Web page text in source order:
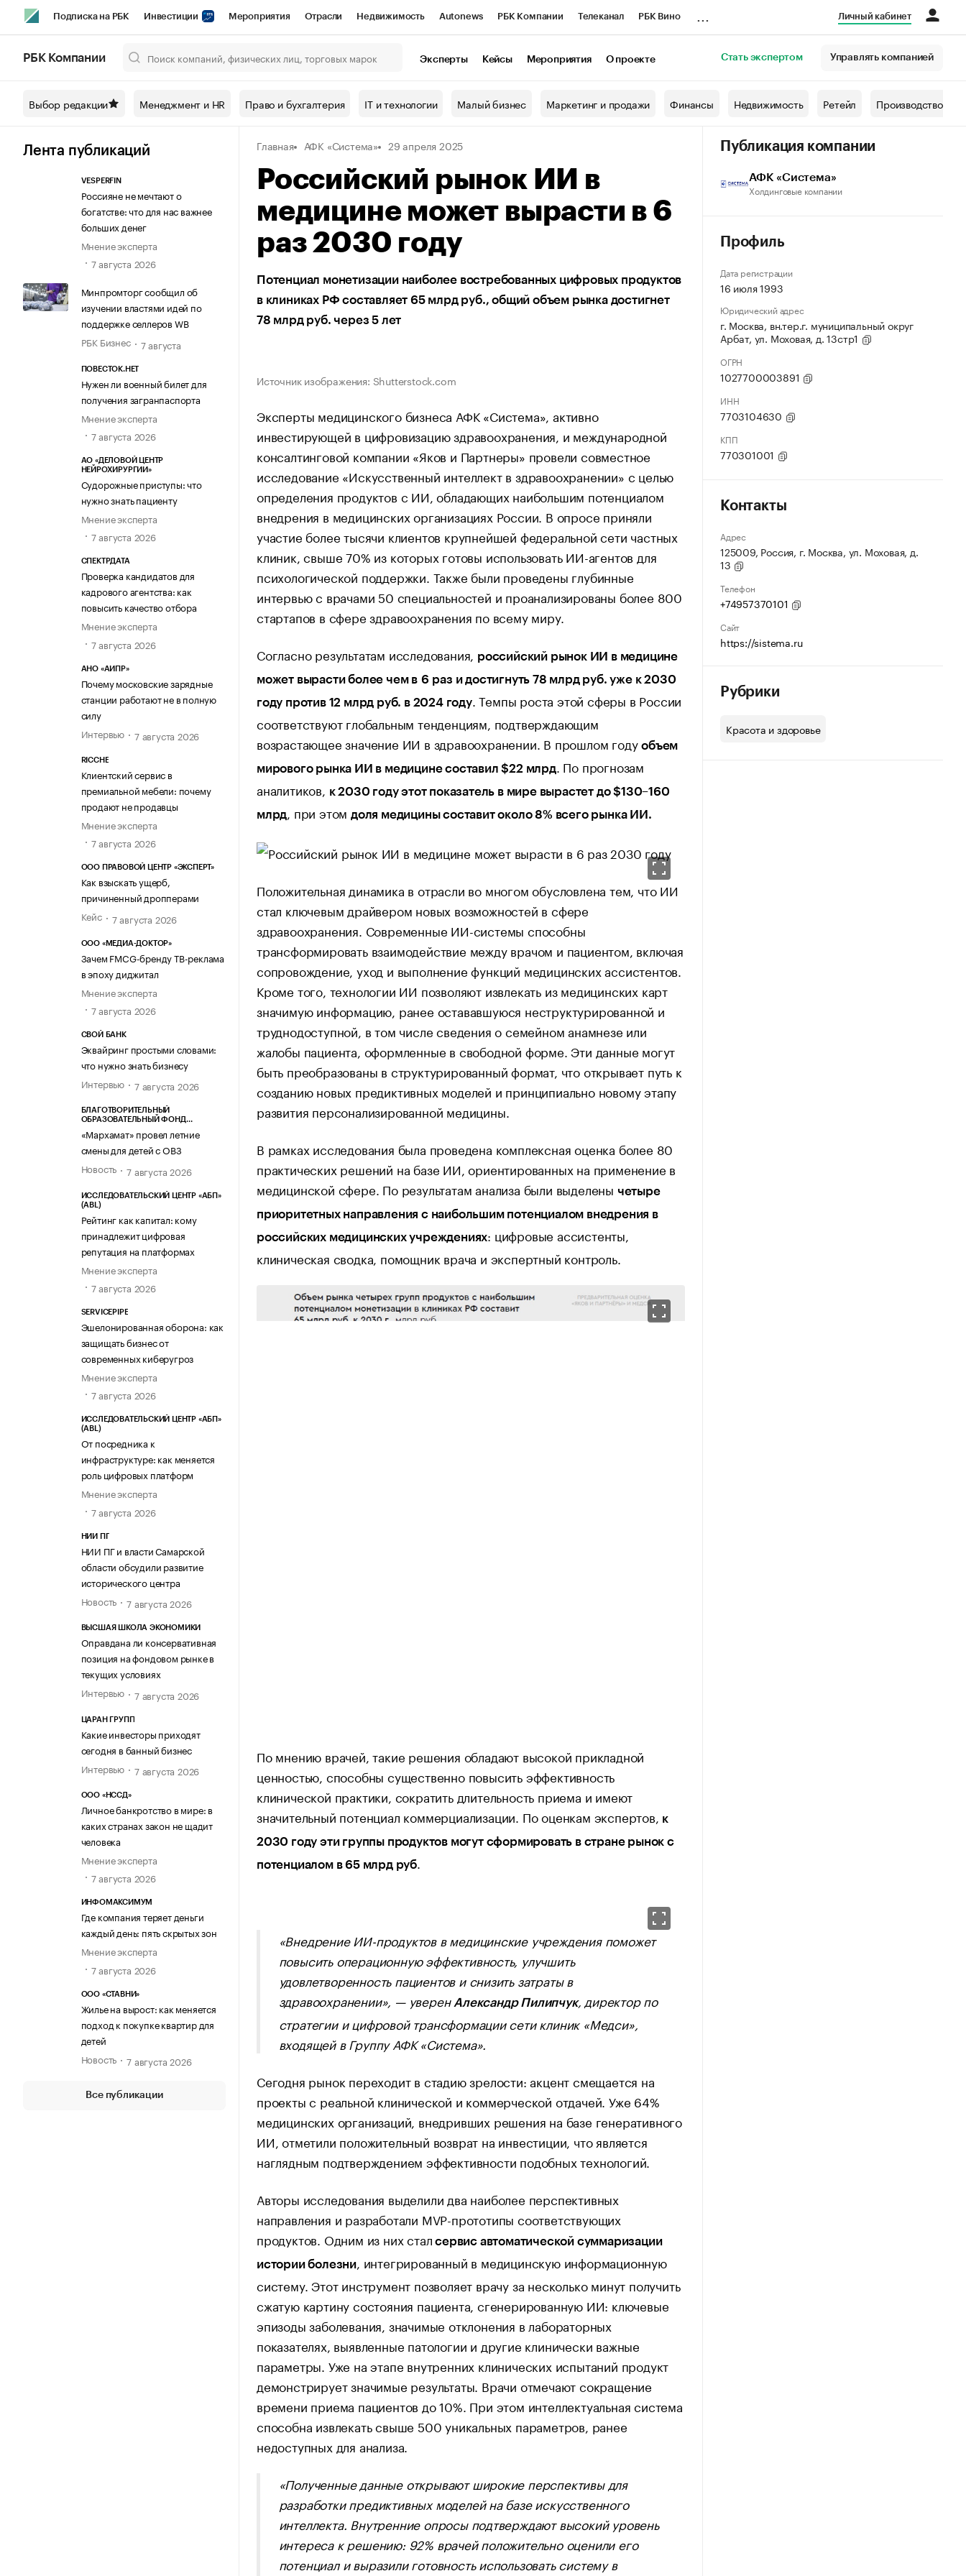
Подписка на РБК Инвестиции Мероприятия Отрасли Недвижимость Autonews РБК Компании Телеканал РБК Вино
Спецпроекты СПб Конференции СПб Спецпроекты Проверка контрагентов
Технологии и медиа Рынок наличной валюты
Личный кабинет
РБК Компании Эксперты Кейсы Мероприятия О проекте Стать экспертом Управлять компанией
Выбор редакции Менеджмент и HR Право и бухгалтерия IT и технологии Малый бизнес Маркетинг и продажи Финансы Недвижимость Ретейл Производство
Лента публикаций
VESPERFIN
Россияне не мечтают о
богатстве: что для нас важнее
больших денег
Мнение эксперта
7 августа 2026
Минпромторг сообщил об
изучении властями идей по
поддержке селлеров WB
РБК Бизнес
7 августа
ПОВЕСТОК.НЕТ
Нужен ли военный билет для
получения загранпаспорта
Мнение эксперта
7 августа 2026
АО «ДЕЛОВОЙ ЦЕНТР
НЕЙРОХИРУРГИИ»
Судорожные приступы: что
нужно знать пациенту
Мнение эксперта
7 августа 2026
СПЕКТРДАТА
Проверка кандидатов для
кадрового агентства: как
повысить качество отбора
Мнение эксперта
7 августа 2026
АНО «АИПР»
Почему московские зарядные
станции работают не в полную
силу
Интервью
7 августа 2026
RICCHE
Клиентский сервис в
премиальной мебели: почему
продают не продавцы
Мнение эксперта
7 августа 2026
ООО ПРАВОВОЙ ЦЕНТР «ЭКСПЕРТ»
Как взыскать ущерб,
причиненный дропперами
Кейс
7 августа 2026
ООО «МЕДИА-ДОКТОР»
Зачем FMCG-бренду ТВ-реклама
в эпоху диджитал
Мнение эксперта
7 августа 2026
СВОЙ БАНК
Эквайринг простыми словами:
что нужно знать бизнесу
Интервью
7 августа 2026
БЛАГОТВОРИТЕЛЬНЫЙ
ОБРАЗОВАТЕЛЬНЫЙ ФОНД
«Мархамат» провел летние
смены для детей с ОВЗ
Новость
7 августа 2026
ИССЛЕДОВАТЕЛЬСКИЙ ЦЕНТР «АБП»
(ABL)
Рейтинг как капитал: кому
принадлежит цифровая
репутация на платформах
Мнение эксперта
7 августа 2026
SERVICEPIPE
Эшелонированная оборона: как
защищать бизнес от
современных киберугроз
Мнение эксперта
7 августа 2026
ИССЛЕДОВАТЕЛЬСКИЙ ЦЕНТР «АБП»
(ABL)
От посредника к
инфраструктуре: как меняется
роль цифровых платформ
Мнение эксперта
7 августа 2026
НИИ ПГ
НИИ ПГ и власти Самарской
области обсудили развитие
исторического центра
Новость
7 августа 2026
ВЫСШАЯ ШКОЛА ЭКОНОМИКИ
Оправдана ли консервативная
позиция на фондовом рынке в
текущих условиях
Интервью
7 августа 2026
ЦАРАН ГРУПП
Какие инвесторы приходят
сегодня в банный бизнес
Интервью
7 августа 2026
ООО «НССД»
Личное банкротство в мире: в
каких странах закон не щадит
человека
Мнение эксперта
7 августа 2026
ИНФОМАКСИМУМ
Где компания теряет деньги
каждый день: пять скрытых зон
Мнение эксперта
7 августа 2026
ООО «СТАВНИ»
Жилье на вырост: как меняется
подход к покупке квартир для
детей
Новость
7 августа 2026
Все публикации
Главная АФК «Система» 29 апреля 2025
Российский рынок ИИ в
медицине может вырасти в 6
раз 2030 году
Потенциал монетизации наиболее востребованных цифровых продуктов
в клиниках РФ составляет 65 млрд руб., общий объем рынка достигнет
78 млрд руб. через 5 лет
Источник изображения: Shutterstock.com
Эксперты медицинского бизнеса АФК «Система», активно
инвестирующей в цифровизацию здравоохранения, и международной
консалтинговой компании «Яков и Партнеры» провели совместное
исследование «Искусственный интеллект в здравоохранении» с целью
определения продуктов с ИИ, обладающих наибольшим потенциалом
внедрения в медицинских организациях России. В опросе приняли
участие более тысячи клиентов крупнейшей федеральной сети частных
клиник, свыше 70% из которых готовы использовать ИИ-агентов для
психологической поддержки. Также были проведены глубинные
интервью с врачами 50 специальностей и проанализированы более 800
стартапов в сфере здравоохранения по всему миру.
Согласно результатам исследования,
российский рынок ИИ в медицине
может вырасти более чем в 6 раз и достигнуть 78 млрд руб. уже к 2030
году против 12 млрд руб. в 2024 году. Темпы роста этой сферы в России
соответствуют глобальным тенденциям, подтверждающим
возрастающее значение ИИ в здравоохранении. В прошлом годуобъем
мирового рынка ИИ в медицине составил $22 млрд . По прогнозам
аналитиков,
к 2030 году этот показатель в мире вырастет до $130–160
млрд
, при этом доля медицины составит около 8% всего рынка ИИ.
Положительная динамика в отрасли во многом обусловлена тем, что ИИ
стал ключевым драйвером новых возможностей в сфере
здравоохранения. Современные ИИ-системы способны
трансформировать взаимодействие между врачом и пациентом, включая
сопровождение, уход и выполнение функций медицинских ассистентов.
Кроме того, технологии ИИ позволяют извлекать из медицинских карт
значимую информацию, ранее остававшуюся неструктурированной и
труднодоступной, в том числе сведения о семейном анамнезе или
жалобы пациента, оформленные в свободной форме. Эти данные могут
быть преобразованы в структурированный формат, что открывает путь к
созданию новых предиктивных моделей и принципиально новому этапу
развития персонализированной медицины.
В рамках исследования была проведена комплексная оценка более 80
практических решений на базе ИИ, ориентированных на применение в
медицинской сфере. По результатам анализа были выделены четыре
приоритетных направления с наибольшим потенциалом внедрения в
российских медицинских учреждениях: цифровые ассистенты,
клиническая сводка, помощник врача и экспертный контроль.
По мнению врачей, такие решения обладают высокой прикладной
ценностью, способны существенно повысить эффективность
клинической практики, сократить длительность приема и имеют
значительный потенциал коммерциализации. По оценкам экспертов,
к
2030 году эти группы продуктов могут сформировать в стране рынок с
потенциалом в 65 млрд руб
«Внедрение ИИ-продуктов в медицинские учреждения поможет
повысить операционную эффективность, улучшить
удовлетворенность пациентов и снизить затраты в
здравоохранении», — уверен Александр Пилипчук, директор по
стратегии и цифровой трансформации сети клиник «Медси»,
входящей в Группу АФК «Система».
Сегодня рынок переходит в стадию зрелости: акцент смещается на
проекты с реальной клинической и коммерческой отдачей. Уже 64%
медицинских организаций, внедривших решения на базе генеративного
ИИ, отметили положительный возврат на инвестиции, что является
наглядным подтверждением эффективности подобных технологий.
Авторы исследования выделили два наиболее перспективных
направления и разработали MVP-прототипы соответствующих
продуктов. Одним из них стал сервис автоматической суммаризации
истории болезни
, интегрированный в медицинскую информационную
систему. Этот инструмент позволяет врачу за несколько минут получить
сжатую картину состояния пациента, сгенерированную ИИ: ключевые
эпизоды заболевания, значимые отклонения в лабораторных
показателях, выявленные патологии и другие клинически важные
параметры. Уже на этапе внутренних клинических испытаний продукт
демонстрирует значимые результаты. Врачи отмечают сокращение
времени приема пациентов до 10%. При этом интеллектуальная система
способна извлекать свыше 500 уникальных параметров, ранее
недоступных для анализа.
«Полученные данные открывают широкие перспективы для
разработки предиктивных моделей на базе искусственного
интеллекта. Внутренние опросы подтверждают высокий уровень
интереса к решению: 92% врачей положительно оценили его
потенциал и выразили готовность использовать систему в
Публикация компании
АФК «Система»
Холдинговые компании
Профиль
Дата регистрации
16 июля 1993
Юридический адрес
г. Москва, вн.тер.г. муниципальный округ
Арбат, ул. Моховая, д. 13стр1
ОГРН
1027700003891
ИНН
7703104630
КПП
770301001
Контакты
Адрес
125009, Россия, г. Москва, ул. Моховая, д.
13
Телефон
+74957370101
Сайт
https://sistema.ru
Рубрики
Красота и здоровье